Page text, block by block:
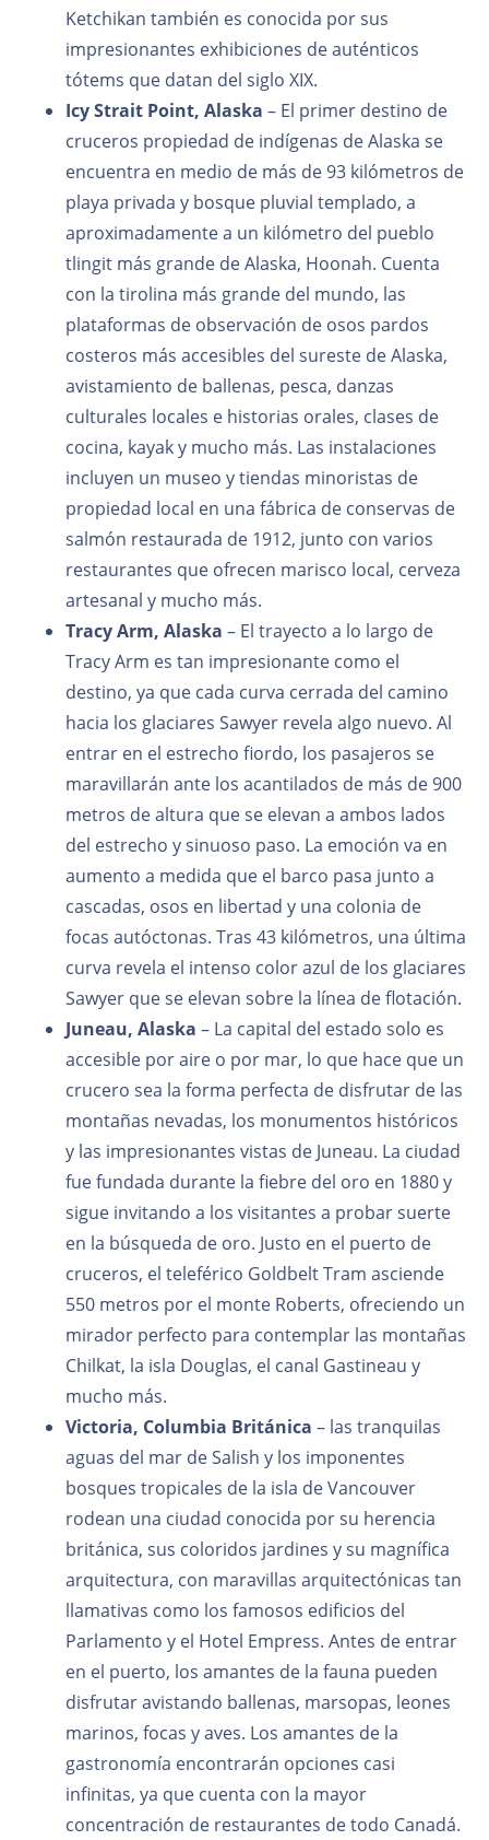
Ketchikan también es conocida por sus
impresionantes exhibiciones de auténticos
tótems que datan del siglo XIX.
Icy Strait Point, Alaska – El primer destino de
cruceros propiedad de indígenas de Alaska se
encuentra en medio de más de 93 kilómetros de
playa privada y bosque pluvial templado, a
aproximadamente a un kilómetro del pueblo
tlingit más grande de Alaska, Hoonah. Cuenta
con la tirolina más grande del mundo, las
plataformas de observación de osos pardos
costeros más accesibles del sureste de Alaska,
avistamiento de ballenas, pesca, danzas
culturales locales e historias orales, clases de
cocina, kayak y mucho más. Las instalaciones
incluyen un museo y tiendas minoristas de
propiedad local en una fábrica de conservas de
salmón restaurada de 1912, junto con varios
restaurantes que ofrecen marisco local, cerveza
artesanal y mucho más.
Tracy Arm, Alaska – El trayecto a lo largo de
Tracy Arm es tan impresionante como el
destino, ya que cada curva cerrada del camino
hacia los glaciares Sawyer revela algo nuevo. Al
entrar en el estrecho fiordo, los pasajeros se
maravillarán ante los acantilados de más de 900
metros de altura que se elevan a ambos lados
del estrecho y sinuoso paso. La emoción va en
aumento a medida que el barco pasa junto a
cascadas, osos en libertad y una colonia de
focas autóctonas. Tras 43 kilómetros, una última
curva revela el intenso color azul de los glaciares
Sawyer que se elevan sobre la línea de flotación.
Juneau, Alaska – La capital del estado solo es
accesible por aire o por mar, lo que hace que un
crucero sea la forma perfecta de disfrutar de las
montañas nevadas, los monumentos históricos
y las impresionantes vistas de Juneau. La ciudad
fue fundada durante la fiebre del oro en 1880 y
sigue invitando a los visitantes a probar suerte
en la búsqueda de oro. Justo en el puerto de
cruceros, el teleférico Goldbelt Tram asciende
550 metros por el monte Roberts, ofreciendo un
mirador perfecto para contemplar las montañas
Chilkat, la isla Douglas, el canal Gastineau y
mucho más.
Victoria, Columbia Británica – las tranquilas
aguas del mar de Salish y los imponentes
bosques tropicales de la isla de Vancouver
rodean una ciudad conocida por su herencia
británica, sus coloridos jardines y su magnífica
arquitectura, con maravillas arquitectónicas tan
llamativas como los famosos edificios del
Parlamento y el Hotel Empress. Antes de entrar
en el puerto, los amantes de la fauna pueden
disfrutar avistando ballenas, marsopas, leones
marinos, focas y aves. Los amantes de la
gastronomía encontrarán opciones casi
infinitas, ya que cuenta con la mayor
concentración de restaurantes de todo Canadá.